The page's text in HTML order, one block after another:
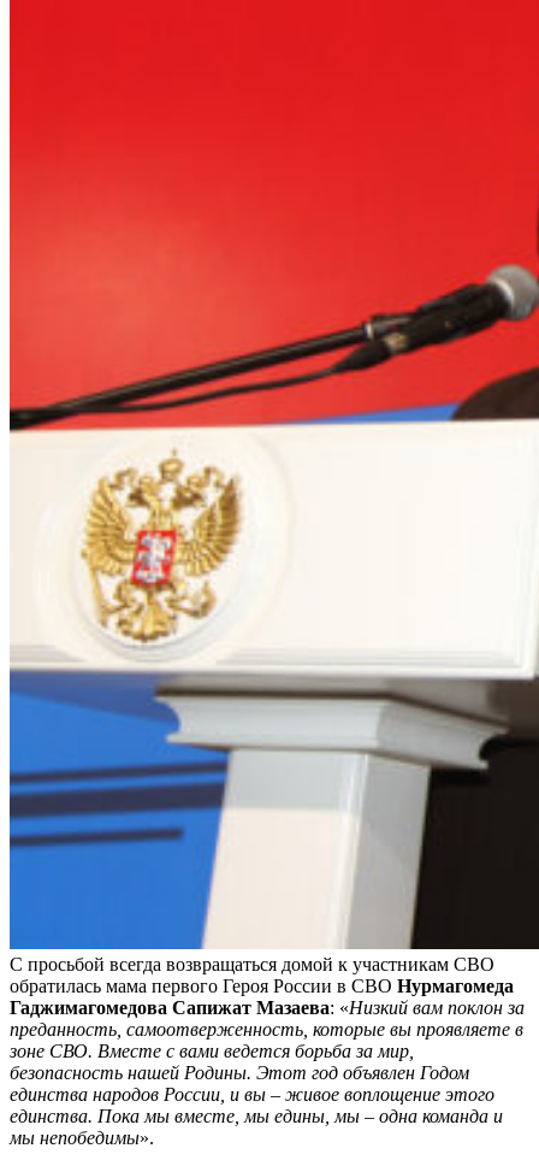
С просьбой всегда возвращаться домой к участникам СВО
обратилась мама первого Героя России в СВО Нурмагомеда
Гаджимагомедова Сапижат Мазаева: «Низкий вам поклон за
преданность, самоотверженность, которые вы проявляете в
зоне СВО. Вместе с вами ведется борьба за мир,
безопасность нашей Родины. Этот год объявлен Годом
единства народов России, и вы – живое воплощение этого
единства. Пока мы вместе, мы едины, мы – одна команда и
мы непобедимы».